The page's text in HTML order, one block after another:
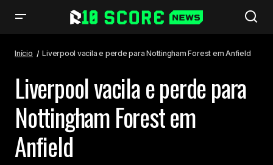
Início Liverpool vacila e perde para Nottingham Forest em Anfield
Liverpool vacila e perde para
Nottingham Forest em
Anfield